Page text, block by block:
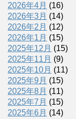
2026年4月 (16)
2026年3月 (14)
2026年2月 (12)
2026年1月 (15)
2025年12月 (15)
2025年11月 (9)
2025年10月 (11)
2025年9月 (15)
2025年8月 (11)
2025年7月 (15)
2025年6月 (14)